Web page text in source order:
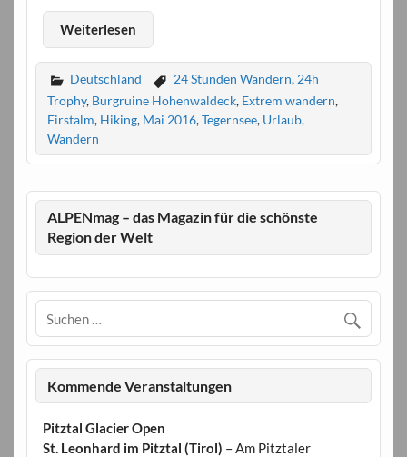
Weiterlesen
Deutschland 24 Stunden Wandern, 24h
Trophy, Burgruine Hohenwaldeck, Extrem wandern,
Firstalm, Hiking, Mai 2016,Tegernsee, Urlaub,
Wandern
ALPENmag – das Magazin für die schönste
Region der Welt
Kommende Veranstaltungen
Pitztal Glacier Open
St. Leonhard im Pitztal (Tirol) – Am Pitztaler